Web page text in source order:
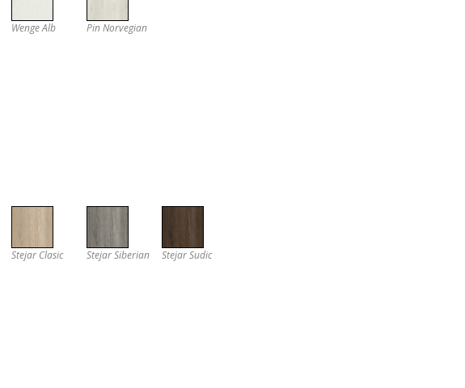
Wenge Alb Pin Norvegian
Stejar Clasic Stejar Siberian Stejar Sudic